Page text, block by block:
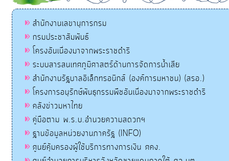
สำนักงานเลขานุการกรม
กรมประชาสัมพันธ์
โครงอันเนื่องมาจากพระราชดำริ
ระบบสารสนเทศภูมิศาสตร์ด้านการจัดการน้ำเสีย
สำนักงานรัฐบาลอิเล็กทรอนิกส์ (องค์การมหาชน) (สรอ.)
โครงการอนุรักษ์พันธุกรรมพืชอันเนื่องมาจากพระราชดำริ
คลังข่าวมหาไทย
คู่มือตาม พ.ร.บ.อำนวยความสดวกฯ
ฐานข้อมูลหน่วยงานภาครัฐ (INFO)
ศูนย์คุ้มครองผู้ใช้บริการทางการเงิน ศคง.